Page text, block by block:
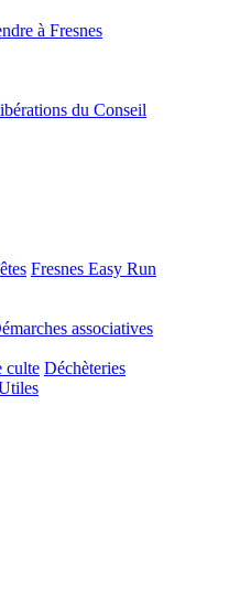
à Fresnes
du Conseil
Fresnes Easy Run
associatives
culte Déchèteries